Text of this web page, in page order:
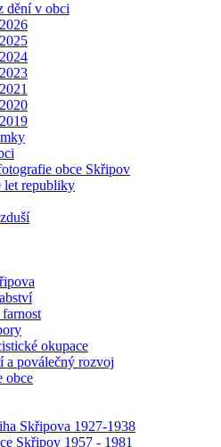
dění v obci
obce Skřipov
let republiky
okupace
a poválečný rozvoj
obce
Skřipova 1927-1938
Skřipov 1957 - 1981